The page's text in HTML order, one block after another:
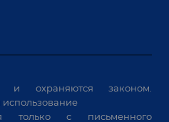
охраняются законом.
только с письменного